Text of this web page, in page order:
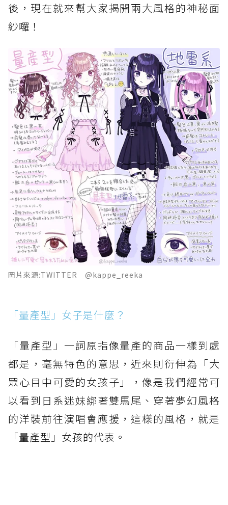
後，現在就來幫大家揭開兩大風格的神秘面
紗囉！
圖片來源:TWITTER @kappe_reeka
「量產型」女子是什麼？
「量產型」一詞原指像量產的商品一樣到處
都是，毫無特色的意思，近來則衍伸為「大
眾心目中可愛的女孩子」，像是我們經常可
以看到日系迷妹綁著雙馬尾、穿著夢幻風格
的洋裝前往演唱會應援，這樣的風格，就是
「量產型」女孩的代表。